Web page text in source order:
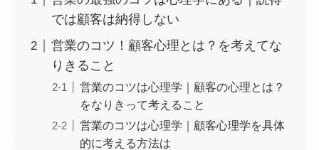
では顧客は納得しない
営業のコツ！顧客心理とは？を考えてな
りきること
営業のコツは心理学｜顧客の心理とは？
をなりきって考えること
営業のコツは心理学｜顧客心理学を具体
的に考える方法は